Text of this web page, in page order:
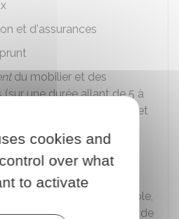
et d'assurances
du mobilier et des
une durée allant de 5 à
et
peut pratiquer
Le prix d'achat
pas une charge déductible,
fonction la durée réelle de
cookies and
over what
to activate